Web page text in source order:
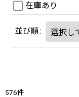
在庫あり
並び順:
576件